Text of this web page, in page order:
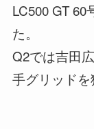
LC500 GT
た。
Q2では吉田
手グリッドを